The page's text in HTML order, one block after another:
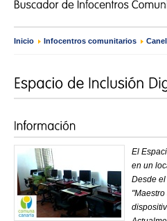
Inicio › Infocentros comunitarios ›
El
en un
Desde